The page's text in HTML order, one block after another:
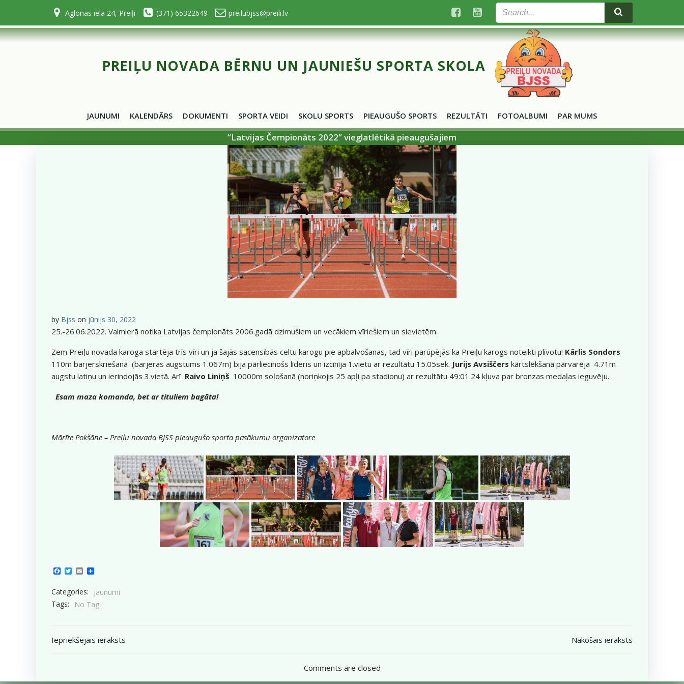
content
Aglonas iela 24, Preiļi (371) 65322649 preilubjss@preili.lv
PREIĻU NOVADA BĒRNU UN JAUNIEŠU SPORTA SKOLA
JAUNUMI KALENDĀRS DOKUMENTI SPORTA VEIDI SKOLU SPORTS PIEAUGUŠO SPORTS REZULTĀTI FOTOALBUMI PAR MUMS
“Latvijas Čempionāts 2022” vieglatlētikā pieaugušajiem
by Bjss on jūnijs 30, 2022
25.-26.06.2022. Valmierā notika Latvijas čempionāts 2006.gadā dzimušiem un vecākiem vīriešiem un sievietēm.
Zem Preiļu novada karoga startēja trīs vīri un ja šajās sacensībās celtu karogu pie apbalvošanas, tad vīri parūpējās ka Preiļu karogs noteikti plīvotu! Kārlis Sondors
110m barjerskriešanā (barjeras augstums 1.067m) bija pārliecinošs līderis un izcīnīja 1.vietu ar rezultātu 15.05sek. Jurijs Avsiščers kārtslēkšanā pārvarēja 4.71m
augstu latiņu un ierindojās 3.vietā. Arī Raivo Liniņš 10000m soļošanā (noriņkojis 25 apļi pa stadionu) ar rezultātu 49:01.24 kļuva par bronzas medaļas ieguvēju.
Esam maza komanda, bet ar tituliem bagāta!
Mārīte Pokšāne – Preiļu novada BJSS pieaugušo sporta pasākumu organizatore
Facebook
Twitter
Email
Categories:
Jaunumi
Tags:
No Tag
Post
Iepriekšējais ieraksts
navigation
Nākošais ieraksts
Comments are closed